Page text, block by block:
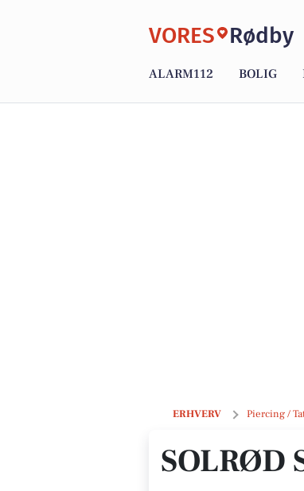
VORES Rødby
ALARM112 BOLIG
ERHVERV Piercing /
Solrød Sol ApS
SOLRØD